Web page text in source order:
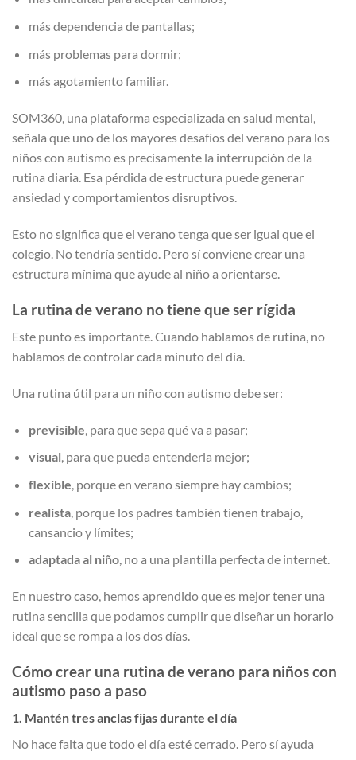
más dependencia de pantallas;
más problemas para dormir;
más agotamiento familiar.
SOM360, una plataforma especializada en salud mental,
señala que uno de los mayores desafíos del verano para los
niños con autismo es precisamente la interrupción de la
rutina diaria. Esa pérdida de estructura puede generar
ansiedad y comportamientos disruptivos.
Esto no significa que el verano tenga que ser igual que el
colegio. No tendría sentido. Pero sí conviene crear una
estructura mínima que ayude al niño a orientarse.
La rutina de verano no tiene que ser rígida
Este punto es importante. Cuando hablamos de rutina, no
hablamos de controlar cada minuto del día.
Una rutina útil para un niño con autismo debe ser:
previsible , para que sepa qué va a pasar;
visual, para que pueda entenderla mejor;
flexible, porque en verano siempre hay cambios;
realista, porque los padres también tienen trabajo,
cansancio y límites;
adaptada al niño, no a una plantilla perfecta de internet.
En nuestro caso, hemos aprendido que es mejor tener una
rutina sencilla que podamos cumplir que diseñar un horario
ideal que se rompa a los dos días.
Cómo crear una rutina de verano para niños con
autismo paso a paso
1. Mantén tres anclas fijas durante el día
No hace falta que todo el día esté cerrado. Pero sí ayuda